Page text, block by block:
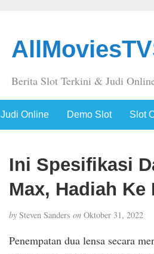
Berita Slot Terkini & Judi
Judi Online Demo Slot Slot
Ini Spesifikasi
Max, Hadiah Ke
bySteven Sanders onOktober 31, 2022
Penempatan dua lensa secara